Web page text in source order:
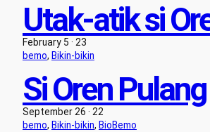
Utak-atik si
February 5 · 23
bemo, Bikin-bikin
Si Oren Pulang
September 26 · 22
bemo, Bikin-bikin, BioBemo